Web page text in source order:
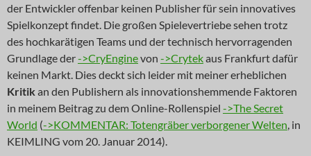
der Entwickler offenbar keinen Publisher für sein innovatives
Spielkonzept findet. Die großen Spielevertriebe sehen trotz
des hochkarätigen Teams und der technisch hervorragenden
Grundlage der->CryEnginevon ->Crytekaus Frankfurt dafür
keinen Markt. Dies deckt sich leider mit meiner erheblichen
Kritikan den Publishern als innovationshemmende Faktoren
in meinem Beitrag zu dem Online-Rollenspiel ->The Secret
World (->KOMMENTAR: Totengräber verborgener Welten, in
KEIMLING vom 20. Januar 2014).